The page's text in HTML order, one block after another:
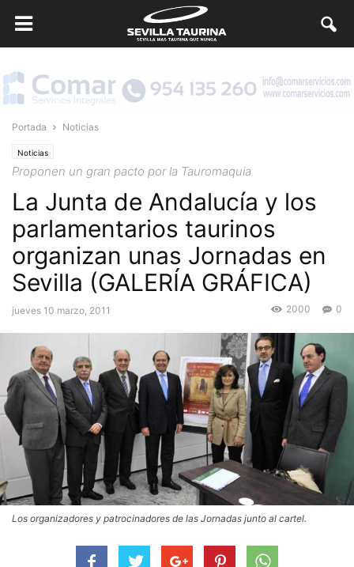
Portada Noticias
Noticias
Proponen un gran pacto por la Tauromaquia
La Junta de Andalucía y los
parlamentarios taurinos
organizan unas Jornadas en
Sevilla (GALERÍA GRÁFICA)
jueves 10 marzo, 2011 0
2000
Los organizadores y patrocinadores de las Jornadas junto al cartel.